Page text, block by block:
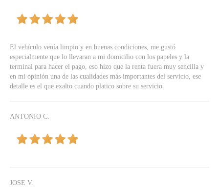
El vehículo venía limpio y en buenas condiciones, me gustó
especialmente que lo llevaran a mi domicilio con los papeles y la
terminal para hacer el pago, eso hizo que la renta fuera muy sencilla y
en mi opinión una de las cualidades más importantes del servicio, ese
detalle es el que exalto cuando platico sobre su servicio.
ANTONIO C.
JOSE V.